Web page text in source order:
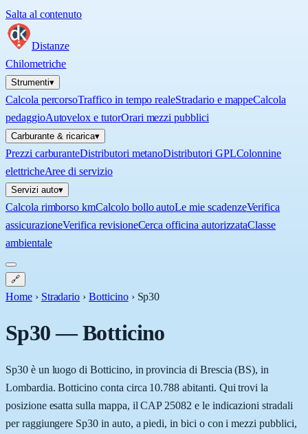
Salta al contenuto
Distanze
Chilometriche
Strumenti▾
Calcola percorsoTraffico in tempo realeStradario e mappeCalcola
pedaggioAutovelox e tutorOrari mezzi pubblici
Carburante & ricarica▾
Prezzi carburanteDistributori metanoDistributori GPLColonnine
elettricheAree di servizio
Servizi auto▾
Calcola rimborso kmCalcolo bollo autoLe mie scadenzeVerifica
assicurazioneVerifica revisioneCerca officina autorizzataClasse
ambientale
🔗
Home › Stradario › Botticino › Sp30
Sp30—Botticino
Sp30 è un luogo di Botticino, in provincia di Brescia (BS), in
Lombardia. Botticino conta circa 10.788 abitanti. Qui trovi la
posizione esatta sulla mappa, il CAP 25082 e le indicazioni stradali
per raggiungere Sp30 in auto, a piedi, in bici o con i mezzi pubblici,